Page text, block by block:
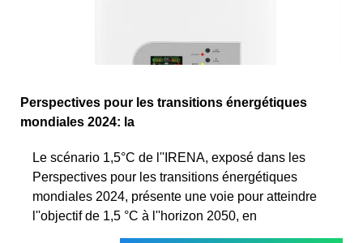
Perspectives pour les transitions énergétiques
mondiales 2024: la
Le scénario 1,5°C de l''IRENA, exposé dans les
Perspectives pour les transitions énergétiques
mondiales 2024, présente une voie pour atteindre
l''objectif de 1,5 °C à l''horizon 2050, en